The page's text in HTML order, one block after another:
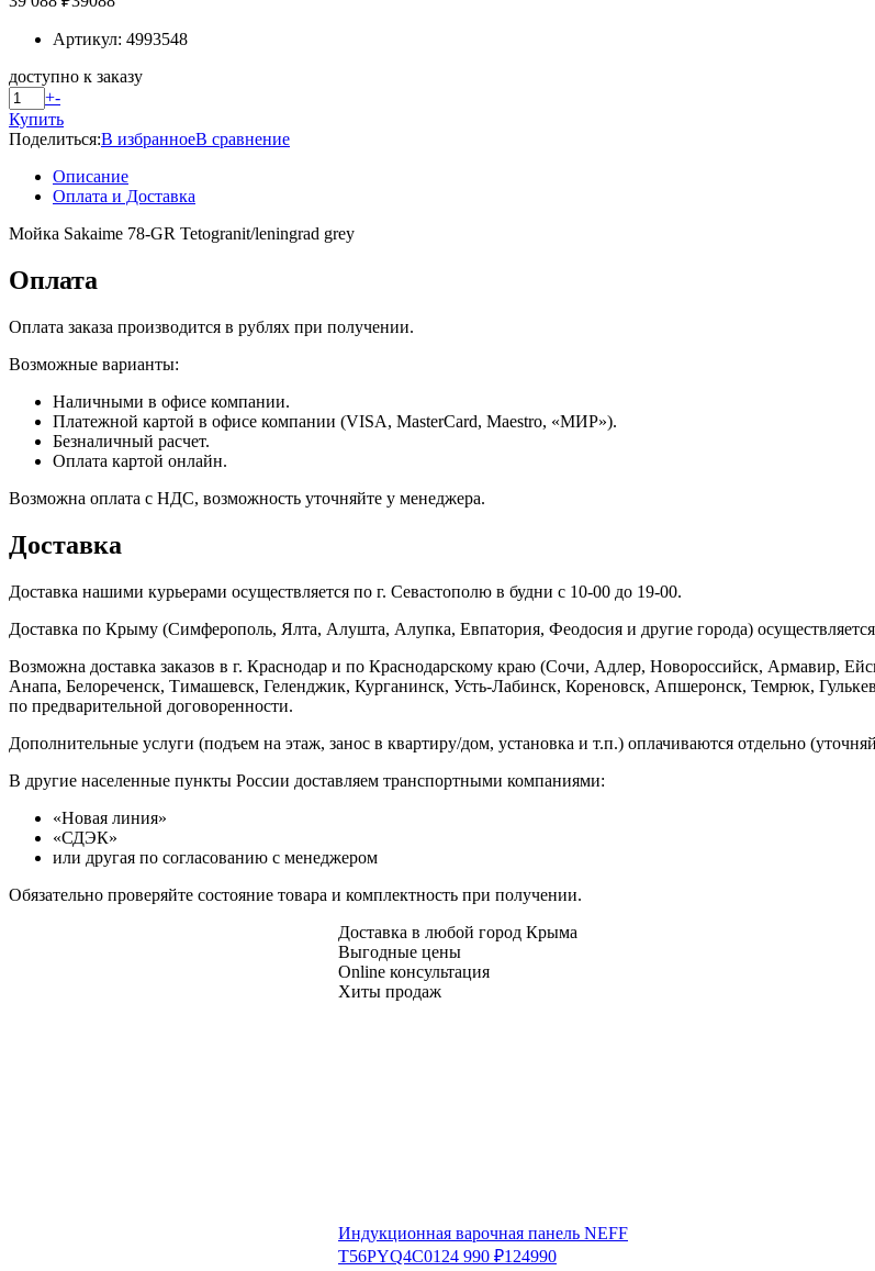
Артикул: 4993548
доступно к заказу
+-
Купить
Поделиться:В избранноеВ сравнение
Описание
Оплата и Доставка
Мойка Sakaime 78-GR Tetogranit/leningrad grey
Оплата
Оплата заказа производится в рублях при получении.
Возможные варианты:
Наличными в офисе компании.
Платежной картой в офисе компании (VISA, MasterCard, Maestro, «МИР»).
Безналичный расчет.
Оплата картой онлайн.
Возможна оплата с НДС, возможность уточняйте у менеджера.
Доставка
Доставка нашими курьерами осуществляется по г. Севастополю в будни с 10-00 до 19-00.
Доставка по Крыму (Симферополь, Ялта, Алушта, Алупка, Евпатория, Феодосия и другие города) осуществляется
Возможна доставка заказов в г. Краснодар и по Краснодарскому краю (Сочи, Адлер, Новороссийск, Армавир,
Анапа, Белореченск, Тимашевск, Геленджик, Курганинск, Усть-Лабинск, Кореновск, Апшеронск, Темрюк,
по предварительной договоренности.
Дополнительные услуги (подъем на этаж, занос в квартиру/дом, установка и т.п.) оплачиваются отдельно
В другие населенные пункты России доставляем транспортными компаниями:
«Новая линия»
«СДЭК»
или другая по согласованию с менеджером
Обязательно проверяйте состояние товара и комплектность при получении.
Доставка в любой город Крыма
Выгодные цены
Online консультация
Хиты продаж
Индукционная варочная панель NEFF
T56PYQ4C0124 990 ₽124990